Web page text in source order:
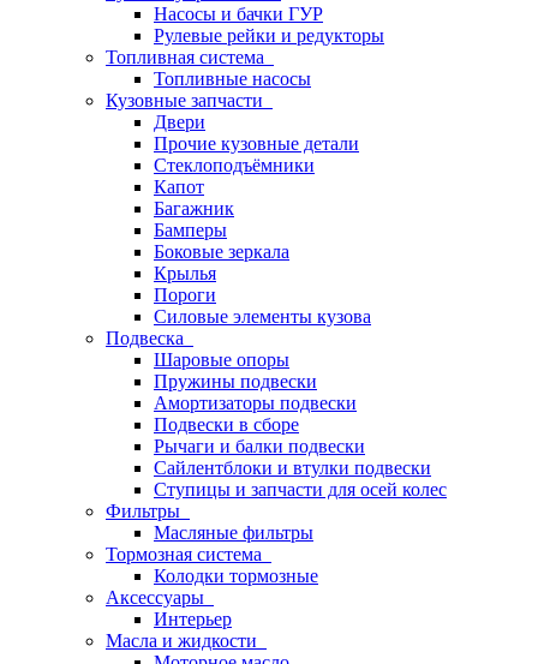
Насосы и бачки ГУР
Рулевые рейки и редукторы
Топливная система
Топливные насосы
Кузовные запчасти
Двери
Прочие кузовные детали
Стеклоподъёмники
Капот
Багажник
Бамперы
Боковые зеркала
Крылья
Пороги
Силовые элементы кузова
Подвеска
Шаровые опоры
Пружины подвески
Амортизаторы подвески
Подвески в сборе
Рычаги и балки подвески
Сайлентблоки и втулки подвески
Ступицы и запчасти для осей колес
Фильтры
Масляные фильтры
Тормозная система
Колодки тормозные
Аксессуары
Интерьер
Масла и жидкости